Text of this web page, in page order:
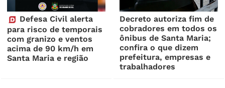
Defesa Civil alerta
para risco de temporais
com granizo e ventos
acima de 90 km/h em
Santa Maria e região
Decreto autoriza fim de
cobradores em todos os
ônibus de Santa Maria;
confira o que dizem
prefeitura, empresas e
trabalhadores